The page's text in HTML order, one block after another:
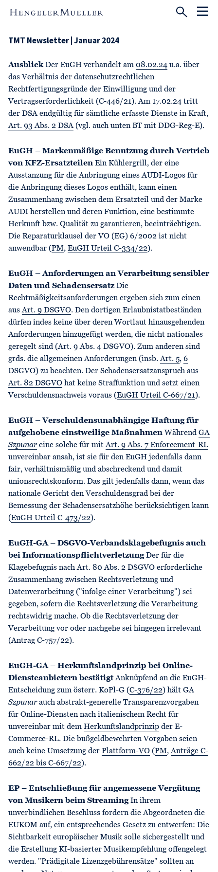
TMT Newsletter | Januar 2024
AusblickDer EuGH verhandelt am 08.02.24 u.a. über
das Verhältnis der datenschutzrechtlichen
Rechtfertigungsgründe der Einwilligung und der
Vertragserforderlichkeit (C-446/21). Am 17.02.24 tritt
der DSA endgültig für sämtliche erfasste Dienste in Kraft,
Art. 93 Abs. 2 DSA(vgl. auch unten BT mit DDG-Reg-E).
EuGH – Markenmäßige Benutzung durch Vertrieb
von KFZ-Ersatzteilen Ein Kühlergrill, der eine
Ausstanzung für die Anbringung eines AUDI-Logos für
die Anbringung dieses Logos enthält, kann einen
Zusammenhang zwischen dem Ersatzteil und der Marke
AUDI herstellen und deren Funktion, eine bestimmte
Herkunft bzw. Qualität zu garantieren, beeinträchtigen.
Die Reparaturklausel der VO (EG) 6/2002 ist nicht
anwendbar (PM, EuGH Urteil C-334/22).
EuGH – Anforderungen an Verarbeitung sensibler
Daten und Schadensersatz Die
Rechtmäßigkeitsanforderungen ergeben sich zum einen
ausArt. 9 DSGVO. Den dortigen Erlaubnistatbeständen
dürfen indes keine über deren Wortlaut hinausgehenden
Anforderungen hinzugefügt werden, die nicht nationales
geregelt sind (Art. 9 Abs. 4 DSGVO). Zum anderen sind
grds. die allgemeinen Anforderungen (insb.Art. 5, 6
DSGVO) zu beachten. Der Schadensersatzanspruch aus
Art. 82 DSGVO hat keine Straffunktion und setzt einen
Verschuldensnachweis voraus (EuGH Urteil C-667/21).
EuGH – Verschuldensunabhängige Haftung für
aufgehobene einstweilige Maßnahmen Während GA
Szpunareine solche für mitArt. 9 Abs. 7 Enforcement-RL
unvereinbar ansah, ist sie für den EuGH jedenfalls dann
fair, verhältnismäßig und abschreckend und damit
unionsrechtskonform. Das gilt jedenfalls dann, wenn das
nationale Gericht den Verschuldensgrad bei der
Bemessung der Schadensersatzhöhe berücksichtigen kann
(EuGH Urteil C-473/22).
EuGH-GA – DSGVO-Verbandsklagebefugnis auch
bei InformationspflichtverletzungDer für die
Klagebefugnis nachArt. 80 Abs. 2 DSGVO erforderliche
Zusammenhang zwischen Rechtsverletzung und
Datenverarbeitung ("infolge einer Verarbeitung") sei
gegeben, sofern die Rechtsverletzung die Verarbeitung
rechtswidrig mache. Ob die Rechtsverletzung der
Verarbeitung vor oder nachgehe sei hingegen irrelevant
(Antrag C-757/22).
EuGH-GA – Herkunftslandprinzip bei Online-
Diensteanbietern bestätigtAnknüpfend an die EuGH-
Entscheidung zum österr. KoPl-G (C-376/22) hält GA
Szpunarauch abstrakt-generelle Transparenzvorgaben
für Online-Diensten nach italienischem Recht für
unvereinbar mit dem Herkunftslandprinzip der E-
Commerce-RL. Die bußgeldbewehrten Vorgaben seien
auch keine Umsetzung der Plattform-VO (PM,Anträge C-
662/22 bis C-667/22).
EP – Entschließung für angemessene Vergütung
von Musikern beim StreamingIn ihrem
unverbindlichen Beschluss fordern die Abgeordneten die
EUKOM auf, ein entsprechendes Gesetz zu entwerfen: Die
Sichtbarkeit europäischer Musik solle sichergestellt und
die Erstellung KI-basierter Musikempfehlung offengelegt
werden. "Prädigitale Lizenzgebührensätze" sollten an